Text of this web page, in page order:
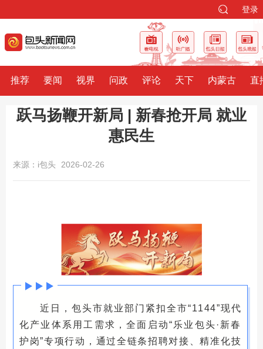
登录
推荐 要闻 视界 问政 评论 天下 内蒙古 直
跃马扬鞭开新局 | 新春抢开局 就业
惠民生
来源：i包头 2026-02-26
近日，包头市就业部门紧扣全市“1144”现代
化产业体系用工需求，全面启动“乐业包头·新春
护岗”专项行动，通过全链条招聘对接、精准化技